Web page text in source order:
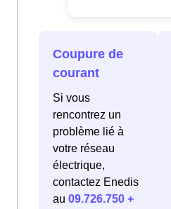
Coupure de
courant
Si vous
rencontrez un
problème lié à
votre réseau
électrique,
contactez Enedis
au 09.726.750 +